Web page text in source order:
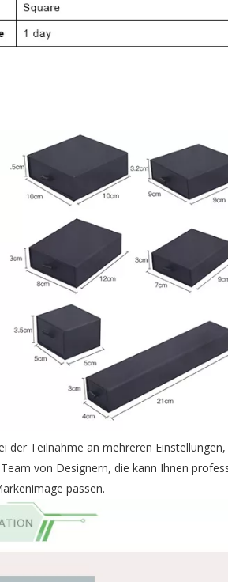
Teilnahme an mehreren
von Designern, die kann Ihnen
passen.